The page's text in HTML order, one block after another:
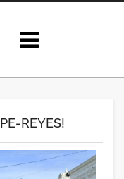
REYES!